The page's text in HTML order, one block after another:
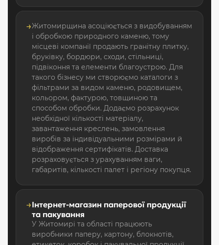
→Житомирщина асоціюється з видобуванням
і обробкою природного каменю, тому
місцеві компанії продають гранітну плитку,
бруківку, бордюри, сходи, стільниці,
підвіконня та елементи благоустрою. Для
такого бізнесу ми створюємо каталоги з
фільтрами за видом каменю, родовищем,
кольором, фактурою, товщиною та
способом обробки. Додаємо розрахунок
необхідної кількості матеріалу,
завантаження креслень, замовлення
виробів за індивідуальними розмірами й
відображення сертифікатів. Доставка
розраховується з урахуванням ваги,
габаритів, кількості палет і регіону покупця.
→Інтернет-магазин паперової продукції
та пакування
У Житомирі та області працюють
виробники паперу, картону, блокнотів,